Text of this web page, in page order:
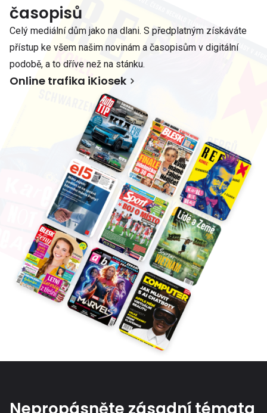
časopisů
Celý mediální dům jako na dlani. S předplatným získáváte
přístup ke všem našim novinám a časopisům v digitální
podobě, a to dříve než na stánku.
Online trafika iKiosek